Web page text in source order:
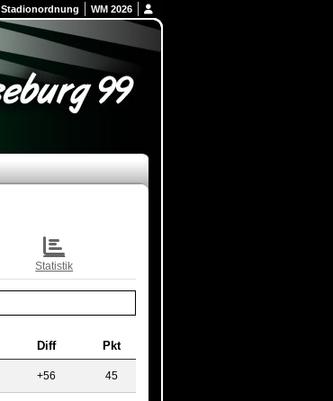
Stadionordnung WM 2026
Statistik
Diff Pkt
+56 45